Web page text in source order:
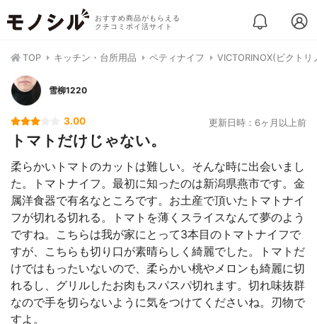
おすすめ商品がもらえる
クチコミポイ活サイト
TOP キッチン・台所用品 ペティナイフ VICTORINOX(ビクト
雪柳1220
3.00 更新日時：6ヶ月以上前
トマトだけじゃない。
柔らかいトマトのカットは難しい。そんな時に出会いまし
た。トマトナイフ。最初に知ったのは新潟県燕市です。金
属洋食器で有名なところです。お土産で頂いたトマトナイ
フが切れる切れる。トマトを薄くスライスなんて夢のよう
ですね。こちらは我が家にとって3本目のトマトナイフで
すが、こちらも切り口が素晴らしく綺麗でした。トマトだ
けではもったいないので、柔らかい桃やメロンも綺麗に切
れるし、グリルしたお肉もスパスパ切れます。切れ味抜群
なので手を切らないように気をつけてくださいね。刃物で
すよ。